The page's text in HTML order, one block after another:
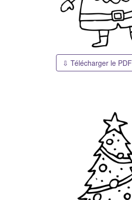
⇩ Télécharger le PDF